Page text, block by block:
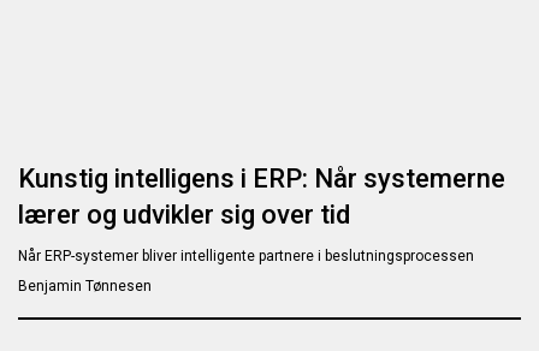
Kunstig intelligens i ERP: Når systemerne
lærer og udvikler sig over tid
Når ERP-systemer bliver intelligente partnere i beslutningsprocessen
Benjamin Tønnesen